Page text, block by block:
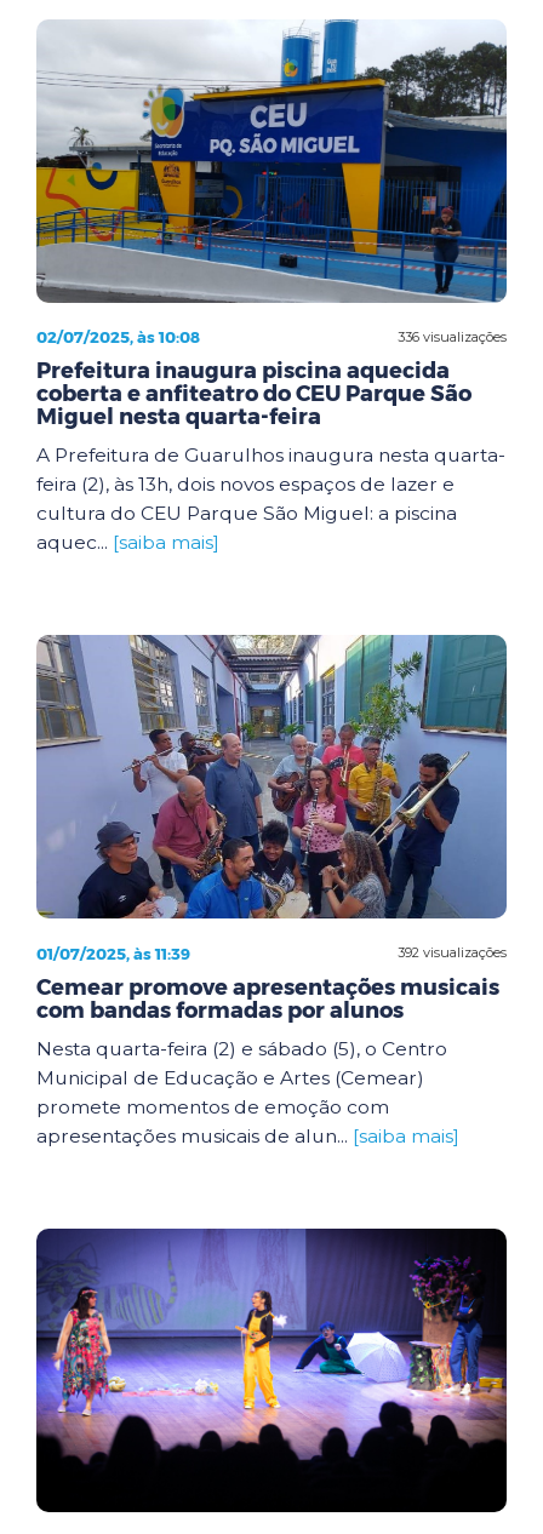
336 visualizações
02/07/2025, às 10:08
Prefeitura inaugura piscina aquecida
coberta e anfiteatro do CEU Parque São
Miguel nesta quarta-feira
A Prefeitura de Guarulhos inaugura nesta quarta-
feira (2), às 13h, dois novos espaços de lazer e
cultura do CEU Parque São Miguel: a piscina
aquec... [saiba mais]
392 visualizações
01/07/2025, às 11:39
Cemear promove apresentações musicais
com bandas formadas por alunos
Nesta quarta-feira (2) e sábado (5), o Centro
Municipal de Educação e Artes (Cemear)
promete momentos de emoção com
apresentações musicais de alun... [saiba mais]